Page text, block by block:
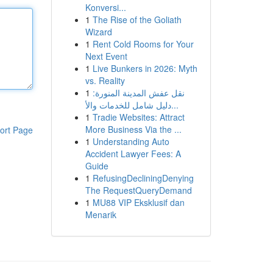
Page
Konversi...
1 The Rise of the Goliath
Wizard
1 Rent Cold Rooms for Your
Next Event
1 Live Bunkers in 2026: Myth
vs. Reality
1 نقل عفش المدينة المنورة:
دليل شامل للخدمات والأ...
1 Tradie Websites: Attract
More Business Via the ...
1 Understanding Auto
Accident Lawyer Fees: A
Guide
1 RefusingDecliningDenying
The RequestQueryDemand
1 MU88 VIP Eksklusif dan
Menarik